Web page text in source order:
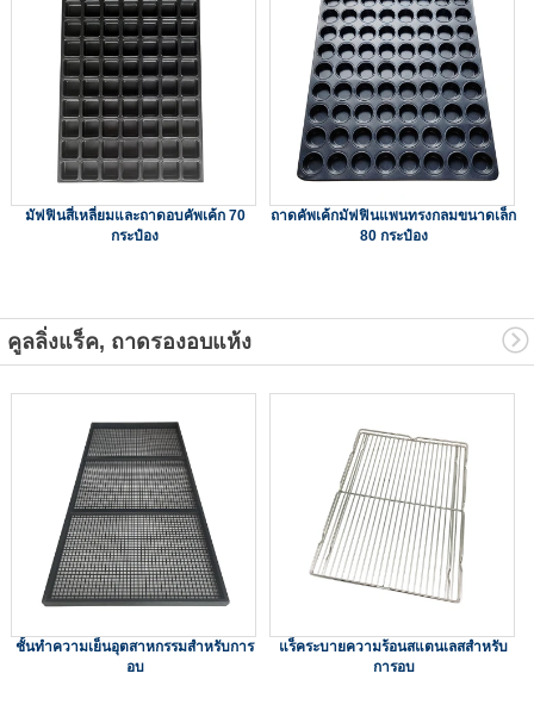
มัฟฟินสี่เหลี่ยมและถาดอบคัพเค้ก 70
กระป๋อง
ถาดคัพเค้กมัฟฟินแพนทรงกลมขนาดเล็ก
80 กระป๋อง
คูลลิ่งแร็ค, ถาดรองอบแห้ง
ชั้นทำความเย็นอุตสาหกรรมสำหรับการ
อบ
แร็คระบายความร้อนสแตนเลสสำหรับ
การอบ